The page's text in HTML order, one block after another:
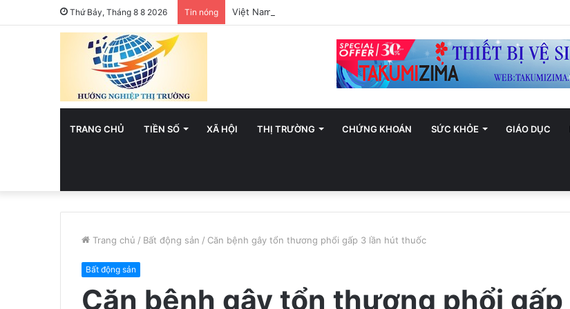
Thứ Bảy, Tháng 8 8 2026 Tin nóng Việt Nam hướng tới trở thành trung tâm văn hóa và sáng tạo hàng đầu khu vực
TRANG CHỦ TIỀN SỐ XÃ HỘI THỊ TRƯỜNG CHỨNG KHOÁN SỨC KHỎE GIÁO DỤC
Trang chủ / Bất động sản / Căn bệnh gây tổn thương phổi gấp 3 lần hút thuốc
Bất động sản
Căn bệnh gây tổn thương phổi gấp